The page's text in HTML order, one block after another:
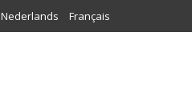
Nederlands Français